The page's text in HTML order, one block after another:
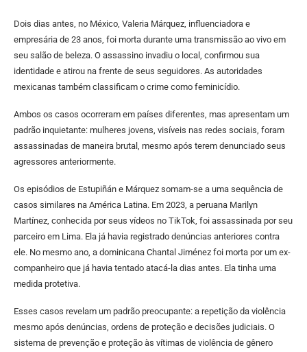
Dois dias antes, no México, Valeria Márquez, influenciadora e
empresária de 23 anos, foi morta durante uma transmissão ao vivo em
seu salão de beleza. O assassino invadiu o local, confirmou sua
identidade e atirou na frente de seus seguidores. As autoridades
mexicanas também classificam o crime como feminicídio.
Ambos os casos ocorreram em países diferentes, mas apresentam um
padrão inquietante: mulheres jovens, visíveis nas redes sociais, foram
assassinadas de maneira brutal, mesmo após terem denunciado seus
agressores anteriormente.
Os episódios de Estupiñán e Márquez somam-se a uma sequência de
casos similares na América Latina. Em 2023, a peruana Marilyn
Martínez, conhecida por seus vídeos no TikTok, foi assassinada por seu
parceiro em Lima. Ela já havia registrado denúncias anteriores contra
ele. No mesmo ano, a dominicana Chantal Jiménez foi morta por um ex-
companheiro que já havia tentado atacá-la dias antes. Ela tinha uma
medida protetiva.
Esses casos revelam um padrão preocupante: a repetição da violência
mesmo após denúncias, ordens de proteção e decisões judiciais. O
sistema de prevenção e proteção às vítimas de violência de gênero